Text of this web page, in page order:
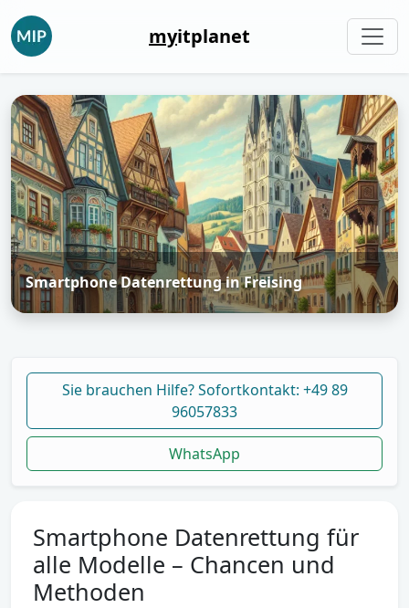
myitplanet
Smartphone Datenrettung in Freising
Sie brauchen Hilfe? Sofortkontakt: +49 89
96057833
WhatsApp
Smartphone Datenrettung für
alle Modelle – Chancen und
Methoden